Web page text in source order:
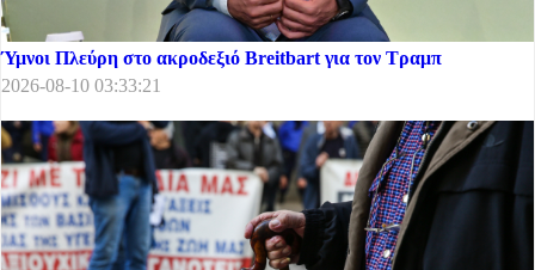
Ύμνοι Πλεύρη στο ακροδεξιό Breitbart για τον Τραμπ
2026-08-10 03:33:21